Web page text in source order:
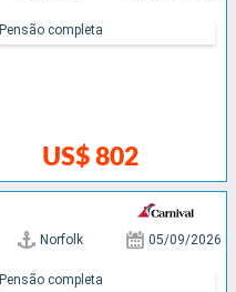
US$ 802
Pensão completa
Norfolk 05/09/2026
Pensão completa